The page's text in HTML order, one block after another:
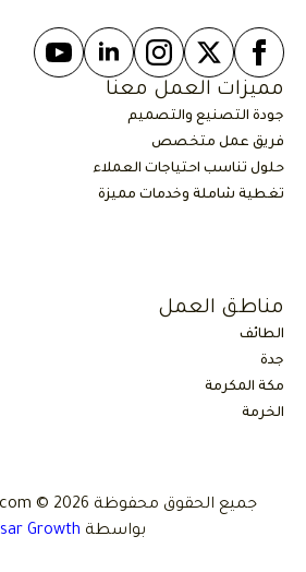
مميزات العمل معنا
جودة التصنيع والتصميم
فريق عمل متخصص
حلول تناسب احتياجات العملاء
تغطية شاملة وخدمات مميزة
مناطق العمل
الطائف
جدة
مكة المكرمة
الخرمة
بواسطةMasar Growth